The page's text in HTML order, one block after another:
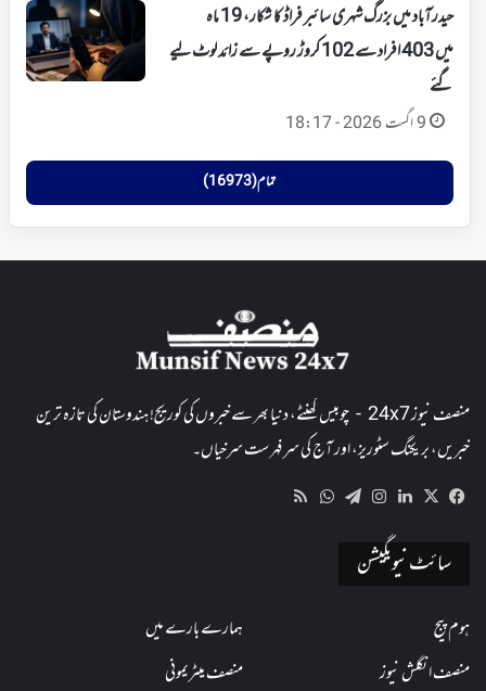
حیدرآباد میں بزرگ شہری سائبر فراڈ کا شکار، 19 ماہ
میں 403 افراد سے 102 کروڑ روپے سے زائد لوٹ لیے
گئے
9 اگست 2026 - 18:17
تمام (16973)
منصف نیوز 24x7 - چوبیس گھنٹے، دنیا بھر سے خبروں کی کوریج! ہندوستان کی تازہ ترین
خبریں، بریکنگ سٹوریز، اور آج کی سرفہرست سرخیاں۔
Facebook
X
LinkedIn
Instagram
Telegram
WhatsApp
سائٹ نیویگیشن
ہوم پیج
ہمارے بارے میں
منصف انگلش نیوز
منصف میٹریمونی